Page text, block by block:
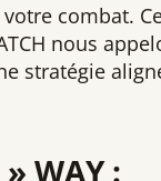
combat.
nous
stratégie
WAY :